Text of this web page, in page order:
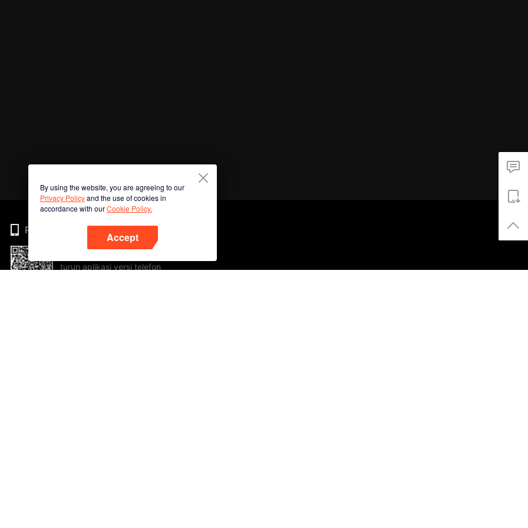
By using the website, you are agreeing to our
Privacy Policyand the use of cookies in
accordance with ourCookie Policy.
Accept
Phone
turun aplikasi versi telefon